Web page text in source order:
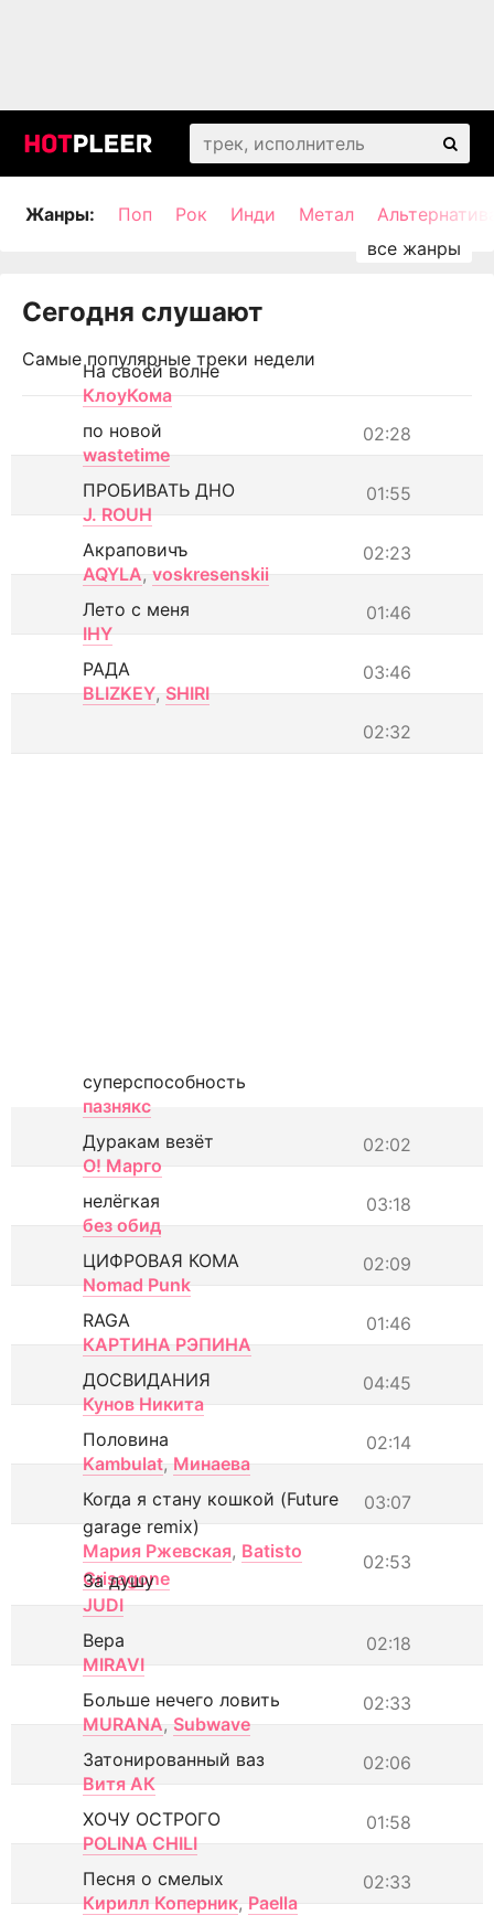
Жанры: Поп Рок Инди Метал
Сегодня слушают
Самые популярные треки недели
На своей волне
КлоуКома
02:28
по новой
wastetime
01:55
ПРОБИВАТЬ ДНО
J. ROUH
02:23
Акраповичъ
AQYLA, voskresenskii
01:46
Лето с меня
IHY
03:46
РАДА
BLIZKEY, SHIRI
02:32
суперспособность
пазнякс
02:02
Дуракам везёт
О! Марго
03:18
нелёгкая
без обид
02:09
ЦИФРОВАЯ КОМА
Nomad Punk
01:46
RAGA
КАРТИНА РЭПИНА
04:45
ДОСВИДАНИЯ
Кунов Никита
02:14
Половина
Kambulat, Минаева
03:07
Когда я стану кошкой (Future
garage remix)
Мария Ржевская, Batisto
Grisagone
02:53
За душу
JUDI
02:18
Вера
MIRAVI
02:33
Больше нечего ловить
MURANA, Subwave
02:06
Затонированный ваз
Витя АК
01:58
ХОЧУ ОСТРОГО
POLINA CHILI
02:33
Песня о смелых
Кирилл Коперник, Paella